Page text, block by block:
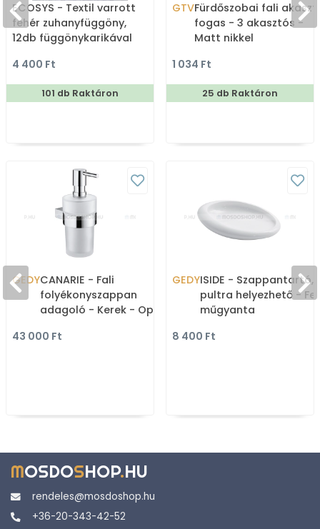
ECOSYS - Textil varrott
fehér zuhanyfüggöny,
12db függönykarikával
4 400 Ft
101 db Raktáron
GTVFürdőszobai fali
fogas - 3 akasztós -
Matt nikkel
1 034 Ft
25 db Raktáron
GEDYCANARIE - Fali
folyékonyszappan
adagoló - Kerek - Opál
43 000 Ft
GEDYISIDE - Szappantartó,
pultra helyezhető -
műgyanta
8 400 Ft
MOSDOSHOP.HU
rendeles@mosdoshop.hu
+36-20-343-42-52